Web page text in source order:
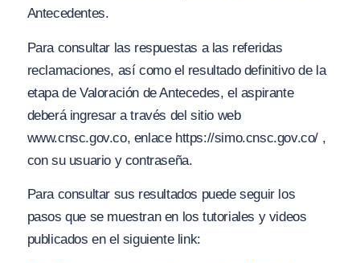
Antecedentes.
Para consultar las respuestas a las referidas
reclamaciones, así como el resultado definitivo de la
etapa de Valoración de Antecedes, el aspirante
deberá ingresar a través del sitio web
www.cnsc.gov.co, enlace https://simo.cnsc.gov.co/ ,
con su usuario y contraseña.
Para consultar sus resultados puede seguir los
pasos que se muestran en los tutoriales y videos
publicados en el siguiente link: